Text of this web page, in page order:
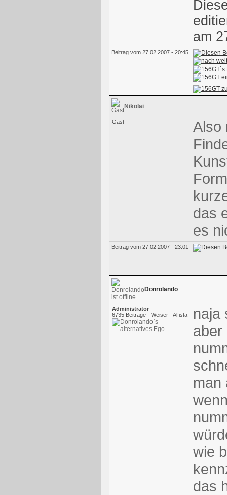
am
Beitrag vom 27.02.2007 - 20:45
Nikolai
Gast
Also
das
es
Beitrag vom 27.02.2007 - 23:01
Donrolando
Administrator
6735 Beiträge - Weiser - Alfista
naja
aber
man
wie
das